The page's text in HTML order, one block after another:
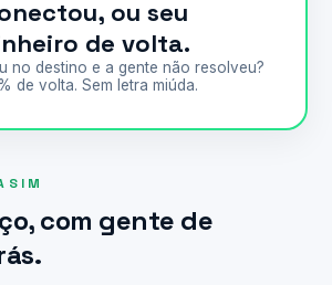
ou seu
de volta.
no destino e a gente não resolveu?
de volta. Sem letra miúda.
com gente de